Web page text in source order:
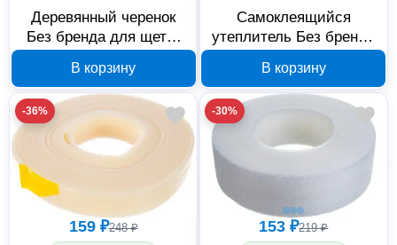
Деревянный черенок
Без бренда для щеток
В корзину
Самоклеящийся
утеплитель Без бренда
08
В корзину
-36%
159 ₽248 ₽
-30%
153 ₽219 ₽